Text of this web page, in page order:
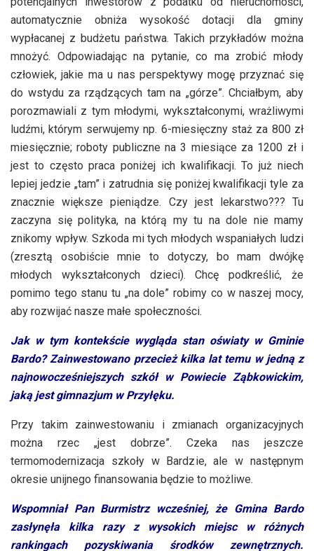
automatycznie obniża wysokość dotacji dla gminy
wypłacanej z budżetu państwa. Takich przykładów można
mnożyć. Odpowiadając na pytanie, co ma zrobić młody
człowiek, jakie ma u nas perspektywy mogę przyznać się
do wstydu za rządzących tam na „górze”. Chciałbym, aby
porozmawiali z tym młodymi, wykształconymi, wrażliwymi
ludźmi, którym serwujemy np. 6-miesięczny staż za 800 zł
miesięcznie; roboty publiczne na 3 miesiące za 1200 zł i
jest to często praca poniżej ich kwalifikacji. To już niech
lepiej jedzie „tam” i zatrudnia się poniżej kwalifikacji tyle za
znacznie większe pieniądze. Czy jest lekarstwo??? Tu
zaczyna się polityka, na którą my tu na dole nie mamy
znikomy wpływ. Szkoda mi tych młodych wspaniałych ludzi
(zresztą osobiście mnie to dotyczy, bo mam dwójkę
młodych wykształconych dzieci). Chcę podkreślić, że
pomimo tego stanu tu „na dole” robimy co w naszej mocy,
aby rozwijać nasze małe społeczności.
Jak w tym kontekście wygląda stan oświaty w Gminie
Bardo? Zainwestowano przecież kilka lat temu w jedną z
najnowocześniejszych szkół w Powiecie Ząbkowickim,
jaką jest gimnazjum w Przyłęku.
Przy takim zainwestowaniu i zmianach organizacyjnych
można rzec „jest dobrze”. Czeka nas jeszcze
termomodernizacja szkoły w Bardzie, ale w następnym
okresie unijnego finansowania będzie to możliwe.
Wspomniał Pan Burmistrz wcześniej, że Gmina Bardo
zasłynęła kilka razy z wysokich miejsc w różnych
rankingach pozyskiwania środków zewnętrznych.